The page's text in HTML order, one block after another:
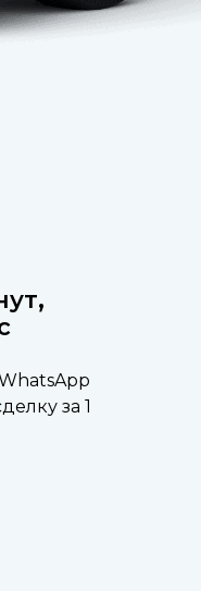
за 1